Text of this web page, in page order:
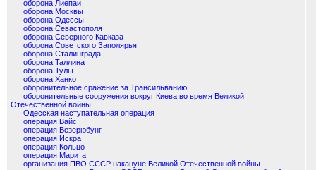
оборона Лиепаи
оборона Москвы
оборона Одессы
оборона Севастополя
оборона Северного Кавказа
оборона Советского Заполярья
оборона Сталинграда
оборона Таллина
оборона Тулы
оборона Ханко
оборонительное сражение за Трансильванию
оборонительные сооружения вокруг Киева во время Великой
Отечественной войны
Одесская наступательная операция
операция Вайс
операция Везерюбунг
операция Искра
операция Кольцо
операция Марита
организация ПВО СССР накануне Великой Отечественной войны